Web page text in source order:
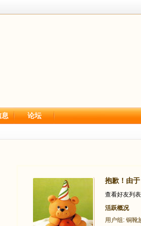
息 论坛
抱歉！由
查看好友列表
活跃概况
用户组: 铜靴